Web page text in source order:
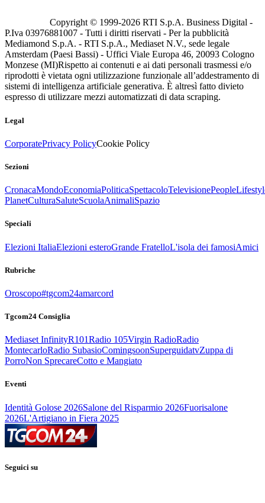
Copyright © 1999-2026 RTI S.p.A. Business Digital -
P.Iva 03976881007 - Tutti i diritti riservati - Per la pubblicità
Mediamond S.p.A. - RTI S.p.A., Mediaset N.V., sede legale
Amsterdam (Paesi Bassi) - Uffici Viale Europa 46, 20093 Cologno
Monzese (MI)Rispetto ai contenuti e ai dati personali trasmessi e/o
riprodotti è vietata ogni utilizzazione funzionale all’addestramento di
sistemi di intelligenza artificiale generativa. È altresì fatto divieto
espresso di utilizzare mezzi automatizzati di data scraping.
Legal
CorporatePrivacy PolicyCookie Policy
Sezioni
CronacaMondoEconomiaPoliticaSpettacoloTelevisionePeople
PlanetCulturaSaluteScuolaAnimaliSpazio
Speciali
Elezioni ItaliaElezioni esteroGrande FratelloL'isola dei famosiAmici
Rubriche
Oroscopo#tgcom24amarcord
Tgcom24 Consiglia
Mediaset InfinityR101Radio 105Virgin RadioRadio
MontecarloRadio SubasioComingsoonSuperguidatvZuppa di
PorroNon SprecareCotto e Mangiato
Eventi
Identità Golose 2026Salone del Risparmio 2026Fuorisalone
2026L'Artigiano in Fiera 2025
Seguici su